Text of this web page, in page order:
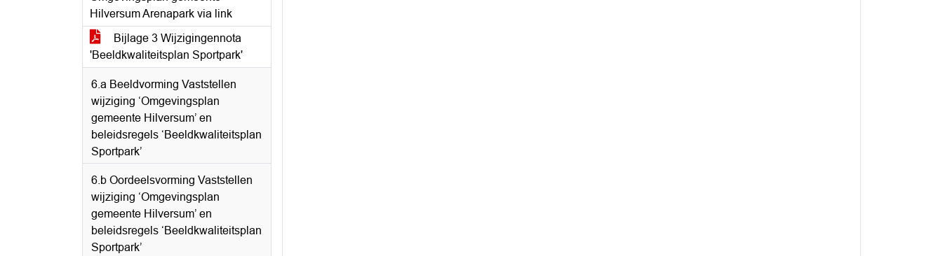
Hilversum Arenapark via link
Bijlage 3 Wijzigingennota
'Beeldkwaliteitsplan Sportpark'
6.a Beeldvorming Vaststellen
wijziging ‘Omgevingsplan
gemeente Hilversum’ en
beleidsregels ‘Beeldkwaliteitsplan
Sportpark’
6.b Oordeelsvorming Vaststellen
wijziging ‘Omgevingsplan
gemeente Hilversum’ en
beleidsregels ‘Beeldkwaliteitsplan
Sportpark’